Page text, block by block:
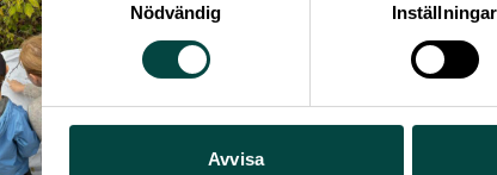
Nödvändig
Inställningar
Avvisa
FÄLTÖVNING: VEM GÖR
vem gör jord…